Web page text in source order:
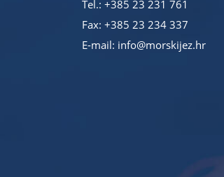
Tel.: +385 23 231 761
Fax: +385 23 234 337
E-mail: info@morskijez.hr